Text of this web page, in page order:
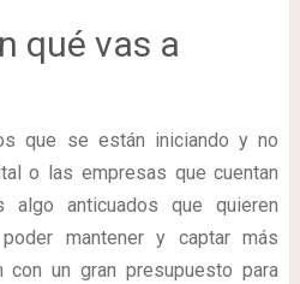
qué vas a
que se están iniciando y no
o las empresas que cuentan
algo anticuados que quieren
mantener y captar más
con un gran presupuesto para